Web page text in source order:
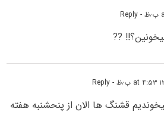
- Reply
??
- Reply
قشنگ ها الان از پنحشنبه هفته